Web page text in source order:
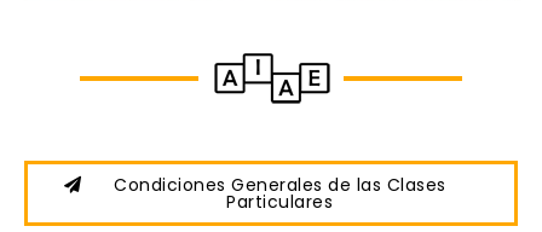
Condiciones Generales de las Clases
Particulares